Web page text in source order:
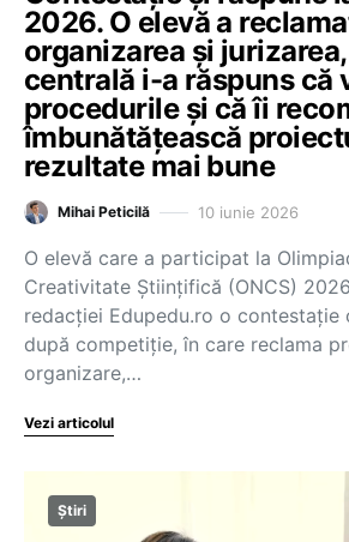
2026. O elevă a
organizarea și
centrală i-a răspuns că
procedurile și că îi
îmbunătățească
rezultate mai bune
Mihai Peticilă 10 iunie 2026
O elevă care a participat la
Creativitate Științifică (ONCS)
redacției Edupedu.ro o contestație
după competiție, în care reclama
organizare,…
Vezi articolul
Știri